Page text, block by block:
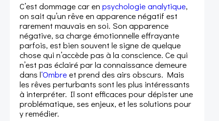
C’est dommage car en psychologie analytique,
on sait qu’un rêve en apparence négatif est
rarement mauvais en soi. Son apparence
négative, sa charge émotionnelle effrayante
parfois, est bien souvent le signe de quelque
chose qui n’accède pas à la conscience. Ce qui
n’est pas éclairé par la connaissance demeure
dans l‘Ombreet prend des airs obscurs. Mais
les rêves perturbants sont les plus intéressants
à interpréter. Il sont efficaces pour dépister une
problématique, ses enjeux, et les solutions pour
y remédier.